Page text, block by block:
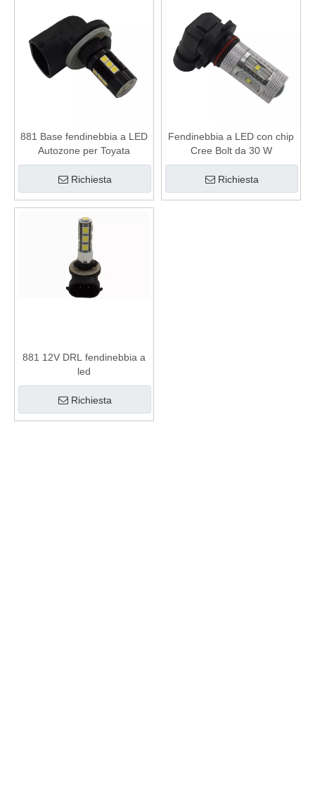
881 Base fendinebbia a LED
Autozone per Toyata
Richiesta
Fendinebbia a LED con chip
Cree Bolt da 30 W
Richiesta
881 12V DRL fendinebbia a
led
Richiesta